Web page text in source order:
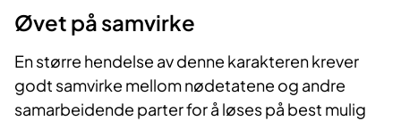
Øvet på samvirke
En større hendelse av denne karakteren krever
godt samvirke mellom nødetatene og andre
samarbeidende parter for å løses på best mulig